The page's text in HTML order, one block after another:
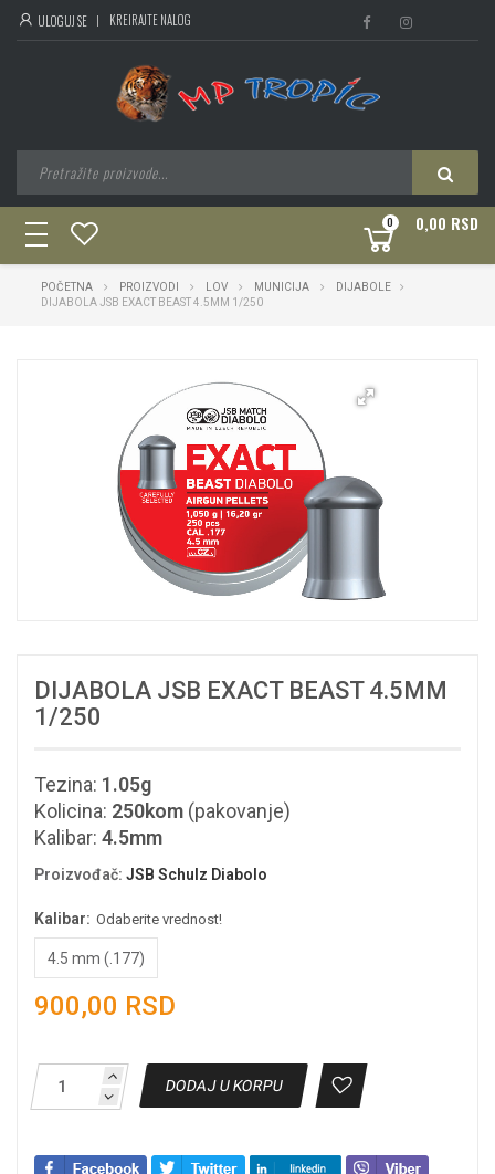
ULOGUJ SE KREIRAJTE NALOG
toggle
navigation
0 0,00 RSD
POČETNA PROIZVODI LOV MUNICIJA
DIJABOLE
DIJABOLA JSB EXACT BEAST 4.5MM 1/250
DIJABOLA JSB EXACT BEAST 4.5MM
1/250
Tezina: 1.05g
Kolicina: 250kom (pakovanje)
Kalibar: 4.5mm
Proizvođač: JSB Schulz Diabolo
Kalibar: Odaberite vrednost!
4.5 mm (.177)
900,00 RSD
DODAJ U KORPU